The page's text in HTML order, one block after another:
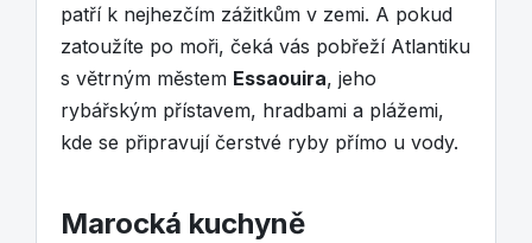
patří k nejhezčím zážitkům v zemi. A pokud
zatoužíte po moři, čeká vás pobřeží Atlantiku
s větrným městem Essaouira, jeho
rybářským přístavem, hradbami a plážemi,
kde se připravují čerstvé ryby přímo u vody.
Marocká kuchyně